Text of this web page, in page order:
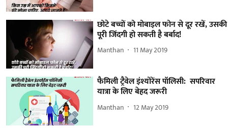
छोटे बच्चों को मोबाइल फोन से दूर रखें, उसकी
पूरी जिंदगी हो सकती है बर्बाद!
Manthan 11 May 2019
फैमिली ट्रैवेल इंश्योरेंस पॉलिसी: सपरिवार
यात्रा के लिए बेहद जरूरी
Manthan 12 May 2019